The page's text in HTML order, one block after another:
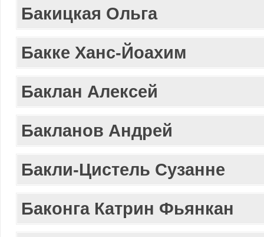
Бакицкая Ольга
Бакке Ханс-Йоахим
Баклан Алексей
Бакланов Андрей
Бакли-Цистель Сузанне
Баконга Катрин Фьянкан